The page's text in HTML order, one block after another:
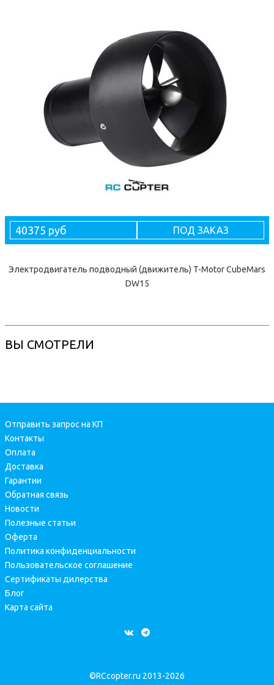
40375 руб ПОД ЗАКАЗ
Электродвигатель подводный (движитель) T-Motor CubeMars
DW15
ВЫ СМОТРЕЛИ
Отправить запрос на КП
Контакты
Оплата
Доставка
Гарантии
Обратная связь
Новости
Полезные статьи
Оферта
Политика конфиденциальности
Пользовательское соглашение
Сертификаты дилерства
Блог
Карта сайта
©RCcopter.ru 2013-2026